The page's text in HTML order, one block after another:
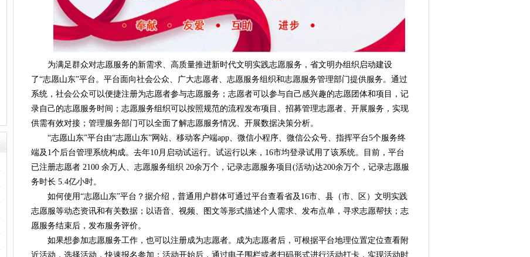
为满足群众对志愿服务的新需求、高质量推进新时代文明实践志愿服务，省文明办组织启动建设
了“志愿山东”平台。平台面向社会公众、广大志愿者、志愿服务组织和志愿服务管理部门提供服务。通过
系统，社会公众可以便捷注册为志愿者参与志愿服务；志愿者可以参与自己感兴趣的志愿团体和项目，记
录自己的志愿服务时间；志愿服务组织可以按照规范的流程发布项目、招募管理志愿者、开展服务，实现
供需有效对接；管理服务部门可以全面了解志愿服务情况、开展数据决策分析。
“志愿山东”平台由“志愿山东”网站、移动客户端app、微信小程序、微信公众号、指挥平台5个服务终
端及1个后台管理系统构成。去年10月启动试运行。试运行以来，16市均登录试用了该系统。目前，平台
已注册志愿者 2100 余万人、志愿服务组织 20余万个，记录志愿服务项目(活动)达200余万个，记录志愿服
务时长 5.4亿小时。
如何使用“志愿山东”平台？据介绍，普通用户群体可通过平台查看省及16市、县（市、区）文明实践
志愿服等动态资讯和有关数据；以语音、视频、图文等形式描述个人需求、发布点单，寻求志愿帮扶；志
愿服务结束后，发布服务评价。
如果想参加志愿服务工作，也可以注册成为志愿者。成为志愿者后，可根据平台地理位置定位查看附
近活动，选择活动，快速报名参加；活动开始后，通过电子围栏或者扫码形式进行活动打卡，实现活动时